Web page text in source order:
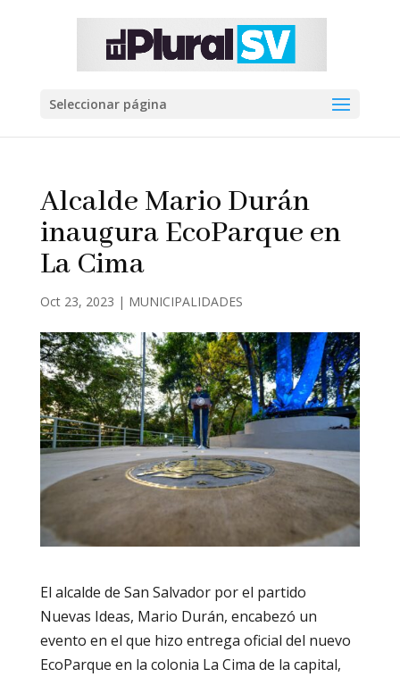
Seleccionar página
Alcalde Mario Durán
inaugura EcoParque en
La Cima
Oct 23, 2023 | MUNICIPALIDADES
El alcalde de San Salvador por el partido
Nuevas Ideas, Mario Durán, encabezó un
evento en el que hizo entrega oficial del nuevo
EcoParque en la colonia La Cima de la capital,